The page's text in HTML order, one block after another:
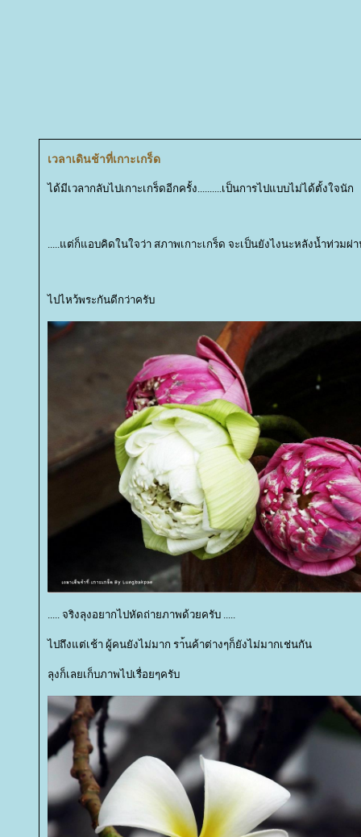
เวลาเดินช้าที่เกาะเกร็ด
ได้มีเวลากลับไปเกาะเกร็ดอีกครั้ง..........เป็นการไปแบบไม่ได้ตั้งใจนัก
.....แต่ก็แอบคิดในใจว่า สภาพเกาะเกร็ด จะเป็นยังไงนะหลังน้ำท่วมผ่า
ไปไหว้พระกันดีกว่าครับ
..... จริงลุงอยากไปหัดถ่ายภาพด้วยครับ .....
ไปถึงแต่เช้า ผู้คนยังไม่มาก รา้นค้าต่างๆก็ยังไม่มากเช่นกัน
ลุงก็เลยเก็บภาพไปเรื่อยๆครับ